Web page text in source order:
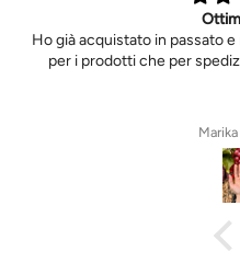
Ho già acquistato in passato
per i prodotti che per